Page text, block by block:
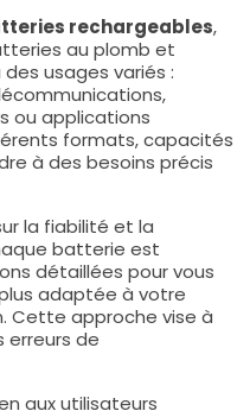
rechargeables,
au plomb et
usages variés :
ou applications
formats, capacités
à des besoins précis
la fiabilité et la
batterie est
détaillées pour vous
adaptée à votre
Cette approche vise à
erreurs de
aux utilisateurs